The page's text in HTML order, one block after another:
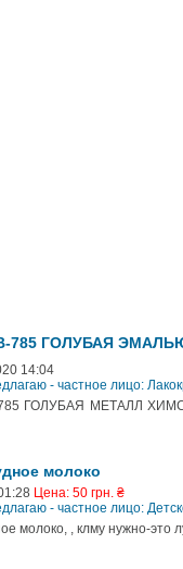
785 ГОЛУБАЯ
14:04
- частное лицо:
ГОЛУБАЯ МЕТАЛЛ
молоко
Цена: 50 грн. ₴
- частное лицо:
молоко, , клму нужно-это